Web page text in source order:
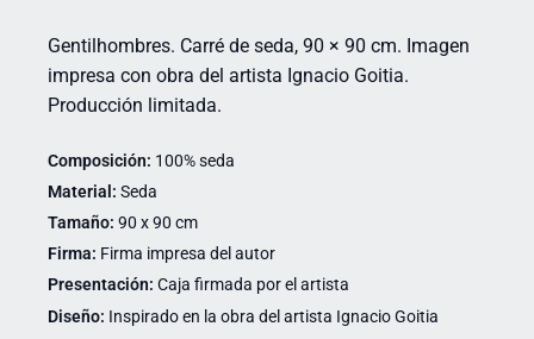
Gentilhombres. Carré de seda, 90 × 90 cm. Imagen
impresa con obra del artista Ignacio Goitia.
Producción limitada.
Composición: 100% seda
Material: Seda
Tamaño: 90 x 90 cm
Firma: Firma impresa del autor
Presentación: Caja firmada por el artista
Diseño: Inspirado en la obra del artista Ignacio Goitia